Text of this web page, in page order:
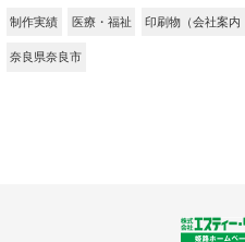
制作実績 医療・福祉 印刷物（会社案内
奈良県奈良市